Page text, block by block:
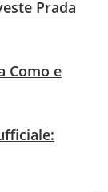
Prada
Como e